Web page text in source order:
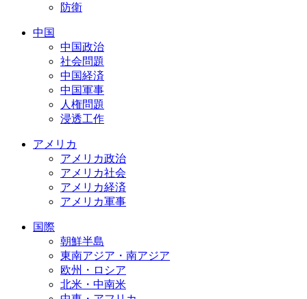
防衛
中国
中国政治
社会問題
中国経済
中国軍事
人権問題
浸透工作
アメリカ
アメリカ政治
アメリカ社会
アメリカ経済
アメリカ軍事
国際
朝鮮半島
東南アジア・南アジア
欧州・ロシア
北米・中南米